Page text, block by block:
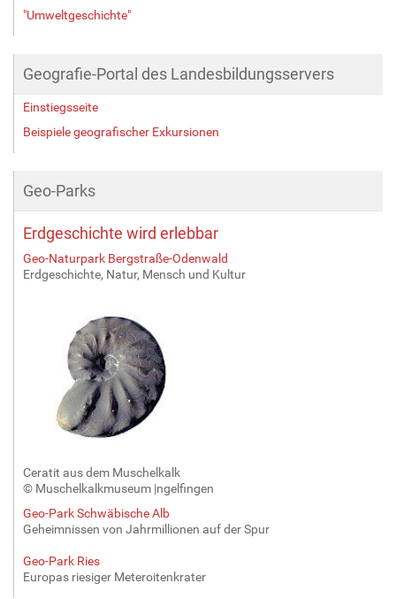
"Umweltgeschichte"
Geografie-Portal des Landesbildungsservers
Einstiegsseite
Beispiele geografischer Exkursionen
Geo-Parks
Erdgeschichte wird erlebbar
Geo-Naturpark Bergstraße-Odenwald
Erdgeschichte, Natur, Mensch und Kultur
Ceratit aus dem Muschelkalk
© Muschelkalkmuseum |ngelfingen
Geo-Park Schwäbische Alb
Geheimnissen von Jahrmillionen auf der Spur
Geo-Park Ries
Europas riesiger Meteroitenkrater